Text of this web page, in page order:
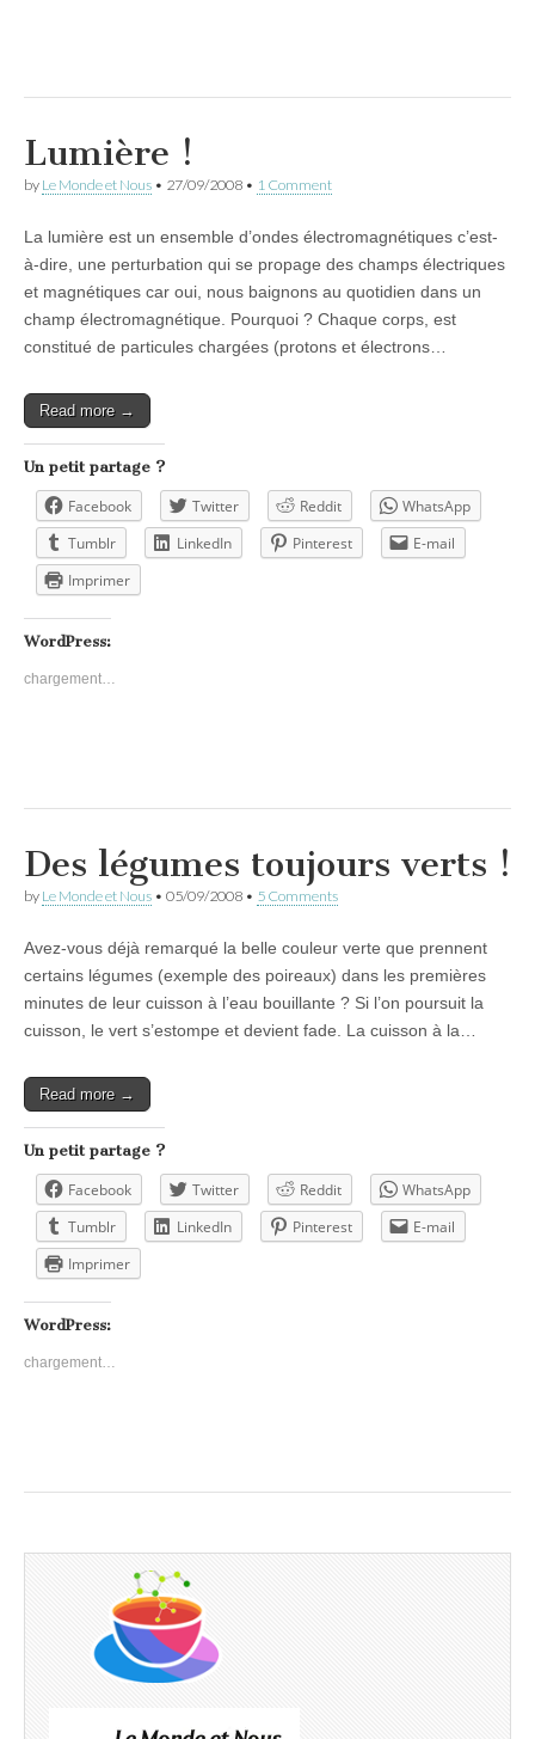
Lumière !
by Le Monde et Nous • 27/09/2008 • 1 Comment
La lumière est un ensemble d’ondes électromagnétiques c’est-
à-dire, une perturbation qui se propage des champs électriques
et magnétiques car oui, nous baignons au quotidien dans un
champ électromagnétique. Pourquoi ? Chaque corps, est
constitué de particules chargées (protons et électrons…
Read more →
Un petit partage ?
Facebook Twitter Reddit
WhatsApp
Tumblr
LinkedIn Pinterest
E-mail
Imprimer
WordPress:
chargement…
Des légumes toujours verts !
by Le Monde et Nous • 05/09/2008 • 5 Comments
Avez-vous déjà remarqué la belle couleur verte que prennent
certains légumes (exemple des poireaux) dans les premières
minutes de leur cuisson à l’eau bouillante ? Si l’on poursuit la
cuisson, le vert s’estompe et devient fade. La cuisson à la…
Read more →
Un petit partage ?
Facebook Twitter Reddit
WhatsApp
Tumblr
LinkedIn Pinterest
E-mail
Imprimer
WordPress:
chargement…